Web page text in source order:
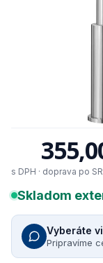
s DPH · doprava po
Skladom
Vyberáte
Pripravíme